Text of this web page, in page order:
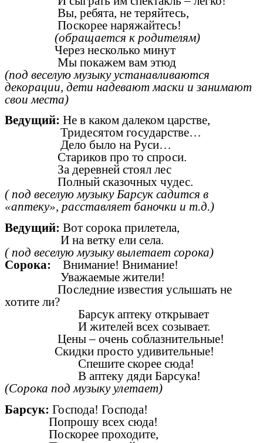
Вы, ребята, не теряйтесь,
Поскорее наряжайтесь!
(обращается к родителям)
Через несколько минут
Мы покажем вам этюд
(под веселую музыку устанавливаются
декорации, дети надевают маски и занимают
свои места)
Ведущий: Не в каком далеком царстве,
Тридесятом государстве…
Дело было на Руси…
Стариков про то спроси.
За деревней стоял лес
Полный сказочных чудес.
( под веселую музыку Барсук садится в
«аптеку», расставляет баночки и т.д.)
Ведущий: Вот сорока прилетела,
И на ветку ели села.
( под веселую музыку вылетает сорока)
Сорока: Внимание! Внимание!
Уважаемые жители!
Последние известия услышать не
хотите ли?
Барсук аптеку открывает
И жителей всех созывает.
Цены – очень соблазнительные!
Скидки просто удивительные!
Спешите скорее сюда!
В аптеку дяди Барсука!
(Сорока под музыку улетает)
Барсук: Господа! Господа!
Попрошу всех сюда!
Поскорее проходите,